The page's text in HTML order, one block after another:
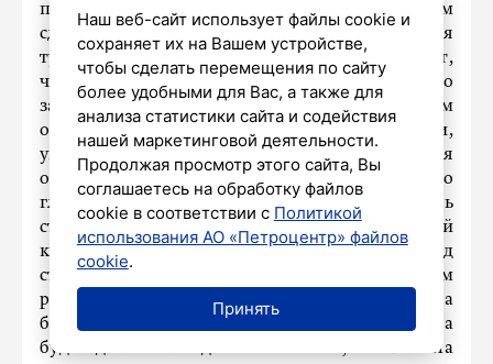
противоаварийных работ мы планируем
сделать здание безопасным для посещения
туристами. А также произведем ряд работ,
чтобы оно перестало разрушаться. Нам нужно
зафиксировать здание в том виде, в котором
оно существует сейчас – расчистка территории,
укрепление кладки. Сейчас там территория
очень неровная: где-то обвалы стен, где-то
глубокие ямы и т. д. Мы планируем укрепить
стены кирхи, поставить леса и возвести над ней
кровлю – но не сплошную, а козырек над
стенами, для их защиты от осадков. При этом
руины останутся открытыми для посещения, а
благодаря несплошной кровле в кирхе всегда
будет достаточно дневного света», – пояснила
Наш веб-сайт использует файлы cookie и
сохраняет их на Вашем устройстве,
чтобы сделать перемещения по сайту
более удобными для Вас, а также для
анализа статистики сайта и содействия
нашей маркетинговой деятельности.
Продолжая просмотр этого сайта, Вы
соглашаетесь на обработку файлов
cookie в соответствии с Политикой
использования АО «Петроцентр» файлов
cookie.
Принять